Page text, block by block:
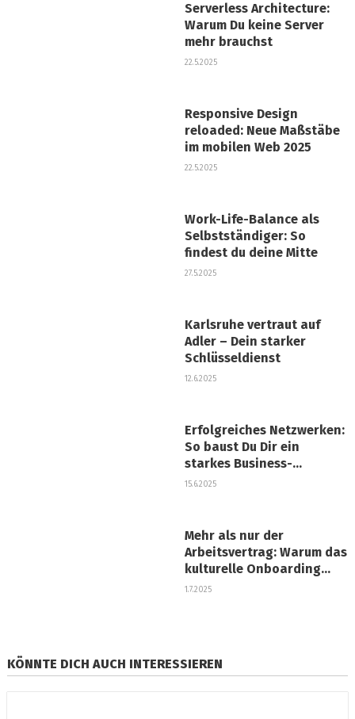
Serverless Architecture:
Warum Du keine Server
mehr brauchst
22.5.2025
Responsive Design
reloaded: Neue Maßstäbe
im mobilen Web 2025
22.5.2025
Work-Life-Balance als
Selbstständiger: So
findest du deine Mitte
27.5.2025
Karlsruhe vertraut auf
Adler – Dein starker
Schlüsseldienst
12.6.2025
Erfolgreiches Netzwerken:
So baust Du Dir ein
starkes Business-
Netzwerk auf
15.6.2025
Mehr als nur der
Arbeitsvertrag: Warum das
kulturelle Onboarding
über Ihren
1.7.2025
KÖNNTE DICH AUCH INTERESSIEREN